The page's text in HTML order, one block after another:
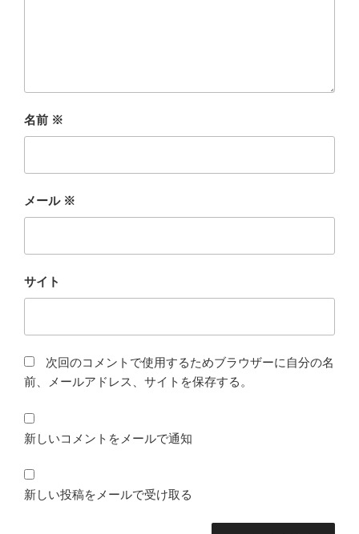
名前 ※
メール ※
サイト
次回のコメントで使用するためブラウザーに自分の名
前、メールアドレス、サイトを保存する。
新しいコメントをメールで通知
新しい投稿をメールで受け取る